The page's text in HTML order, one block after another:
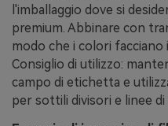
l'imballaggio dove si
premium. Abbinare con
modo che i colori
Consiglio di utilizzo:
campo di etichetta e
per sottili divisori e linee di